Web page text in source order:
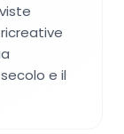
e il